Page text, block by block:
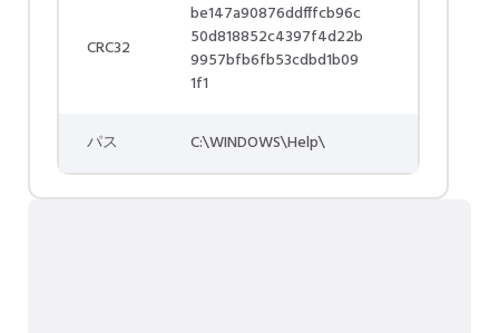
CRC32
be147a90876ddfffcb96c
50d818852c4397f4d22b
9957bfb6fb53cdbd1b09
1f1
パス C:\WINDOWS\Help\